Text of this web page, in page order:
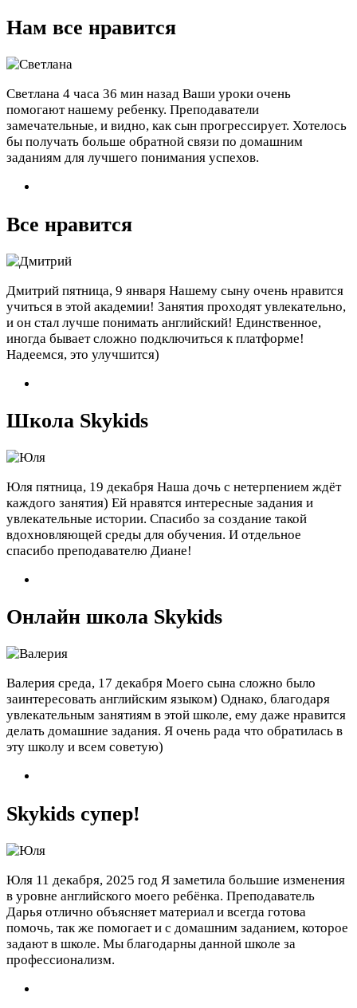
Нам все нравится
Светлана 4 часа 36 мин назад Ваши уроки очень
помогают нашему ребенку. Преподаватели
замечательные, и видно, как сын прогрессирует. Хотелось
бы получать больше обратной связи по домашним
заданиям для лучшего понимания успехов.
Все нравится
Дмитрий пятница, 9 января Нашему сыну очень нравится
учиться в этой академии! Занятия проходят увлекательно,
и он стал лучше понимать английский! Единственное,
иногда бывает сложно подключиться к платформе!
Надеемся, это улучшится)
Школа Skykids
Юля пятница, 19 декабря Наша дочь с нетерпением ждёт
каждого занятия) Ей нравятся интересные задания и
увлекательные истории. Спасибо за создание такой
вдохновляющей среды для обучения. И отдельное
спасибо преподавателю Диане!
​Онлайн школа Skykids
Валерия среда, 17 декабря Моего сына сложно было
заинтересовать английским языком) Однако, благодаря
увлекательным занятиям в этой школе, ему даже нравится
делать домашние задания. Я очень рада что обратилась в
эту школу и всем советую)
Skykids супер!
Юля 11 декабря, 2025 год Я заметила большие изменения
в уровне английского моего ребёнка. Преподаватель
Дарья отлично объясняет материал и всегда готова
помочь, так же помогает и с домашним заданием, которое
задают в школе. Мы благодарны данной школе за
профессионализм.